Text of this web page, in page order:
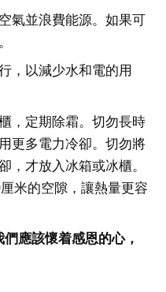
氣並浪費能源。如果可
，以減少水和電的用
，定期除霜。切勿長時
更多電力冷卻。切勿將
，才放入冰箱或冰櫃。
米的空隙，讓熱量更容
應該懷着感恩的心，